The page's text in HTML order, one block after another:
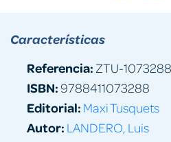
Características
Referencia: ZTU-1073288
ISBN:9788411073288
Editorial: Maxi Tusquets
Autor: LANDERO, Luis